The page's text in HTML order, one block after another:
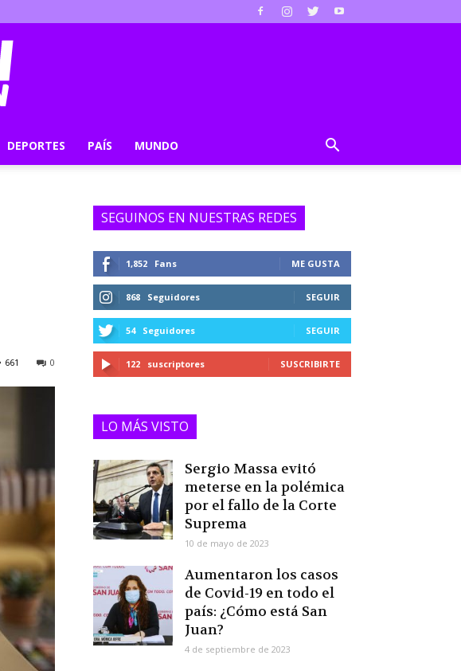
DEPORTES PAÍS MUNDO
0
661
SEGUINOS EN NUESTRAS REDES
1,852 Fans ME GUSTA
868 Seguidores SEGUIR
54 Seguidores SEGUIR
122 suscriptores SUSCRIBIRTE
LO MÁS VISTO
Sergio Massa evitó
meterse en la polémica
por el fallo de la Corte
Suprema
10 de mayo de 2023
Aumentaron los casos
de Covid-19 en todo el
país: ¿Cómo está San
Juan?
4 de septiembre de 2023